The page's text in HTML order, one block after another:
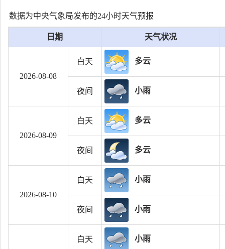
数据为中央气象局发布的24小时天气预报
日期 天气状况
2026-08-08
白天 多云
夜间 小雨
2026-08-09
白天 多云
夜间 多云
2026-08-10
白天 小雨
夜间 小雨
白天 小雨